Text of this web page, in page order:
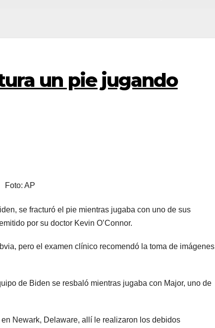
un pie jugando
Foto: AP
se fracturó el pie mientras jugaba con uno de sus
por su doctor Kevin O’Connor.
pero el examen clínico recomendó la toma de imágenes
de Biden se resbaló mientras jugaba con Major, uno de
Newark, Delaware, allí le realizaron los debidos